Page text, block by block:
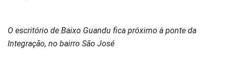
O escritório de Baixo Guandu fica próximo à ponte da
Integração, no bairro São José